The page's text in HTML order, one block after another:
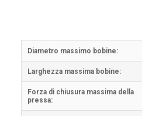
Diametro massimo bobine:
Larghezza massima bobine:
Forza di chiusura massima della
pressa: